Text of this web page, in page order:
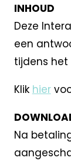
INHOUD
Deze
een
tijdens het
Klik hier
Na